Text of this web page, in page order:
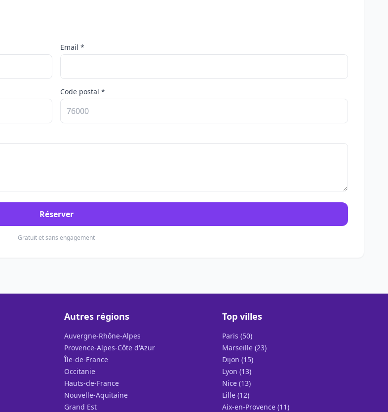
Email *
Code postal *
Réserver
Gratuit et sans engagement
Autres régions
Auvergne-Rhône-Alpes
Provence-Alpes-Côte d'Azur
Île-de-France
Occitanie
Hauts-de-France
Nouvelle-Aquitaine
Grand Est
Top villes
Paris (50)
Marseille (23)
Dijon (15)
Lyon (13)
Nice (13)
Lille (12)
Aix-en-Provence (11)